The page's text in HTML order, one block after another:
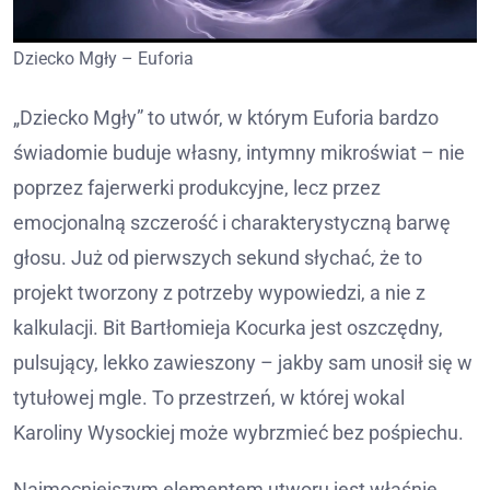
Dziecko Mgły – Euforia
„Dziecko Mgły” to utwór, w którym Euforia bardzo
świadomie buduje własny, intymny mikroświat – nie
poprzez fajerwerki produkcyjne, lecz przez
emocjonalną szczerość i charakterystyczną barwę
głosu. Już od pierwszych sekund słychać, że to
projekt tworzony z potrzeby wypowiedzi, a nie z
kalkulacji. Bit Bartłomieja Kocurka jest oszczędny,
pulsujący, lekko zawieszony – jakby sam unosił się w
tytułowej mgle. To przestrzeń, w której wokal
Karoliny Wysockiej może wybrzmieć bez pośpiechu.